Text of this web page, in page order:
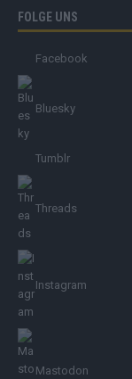
FOLGE UNS
Facebook
Bluesky
Tumblr
Threads
Instagram
Mastodon